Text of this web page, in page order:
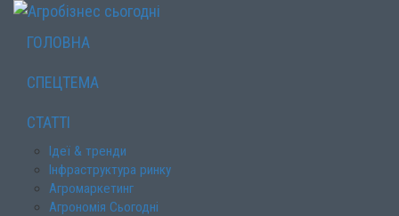
ГОЛОВНА
СПЕЦТЕМА
СТАТТІ
Ідеї & тренди
Інфраструктура ринку
Агромаркетинг
Агрономія Сьогодні